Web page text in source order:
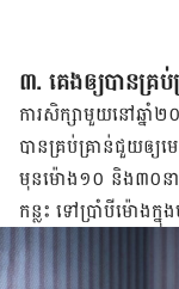
៣. គេង​ឲ្យ​បាន​គ្រប់​
ការ​សិក្សា​មួយ​នៅ​ឆ្នាំ​
បាន​គ្រប់​គ្រាន់​ជួយ​ឲ្យ​
មុន​ម៉ោង​១០ និង​៣០​នា
កន្លះ ទៅ​ប្រាំ​បី​ម៉ោង​